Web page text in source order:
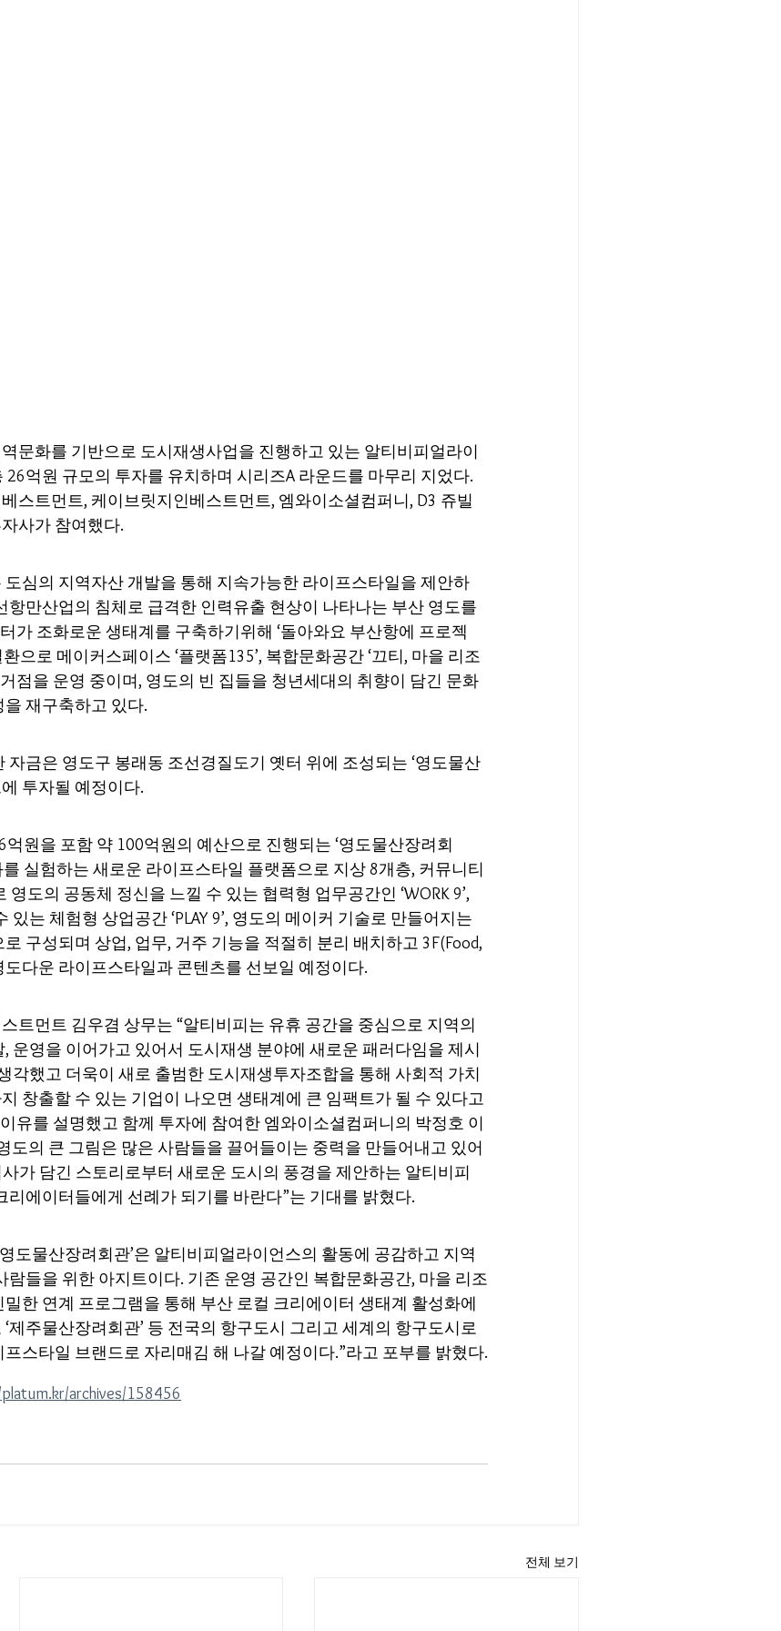
문화를 기반으로 도시재생사업을 진행하고 있는 알티비피얼라이
26억원 규모의 투자를 유치하며 시리즈A 라운드를 마무리 지었다.
스트먼트, 케이브릿지인베스트먼트, 엠와이소셜컴퍼니, D3 쥬빌
사가 참여했다.
심의 지역자산 개발을 통해 지속가능한 라이프스타일을 제안하
항만산업의 침체로 급격한 인력유출 현상이 나타나는 부산 영도를
가 조화로운 생태계를 구축하기위해 ‘돌아와요 부산항에 프로젝
으로 메이커스페이스 ‘플랫폼135’, 복합문화공간 ‘끄티, 마을 리조
거점을 운영 중이며, 영도의 빈 집들을 청년세대의 취향이 담긴 문화
재구축하고 있다.
자금은 영도구 봉래동 조선경질도기 옛터 위에 조성되는 ‘영도물산
투자될 예정이다.
원을 포함 약 100억원의 예산으로 진행되는 ‘영도물산장려회
를 실험하는 새로운 라이프스타일 플랫폼으로 지상 8개층, 커뮤니티
도의 공동체 정신을 느낄 수 있는 협력형 업무공간인 ‘WORK 9’,
있는 체험형 상업공간 ‘PLAY 9’, 영도의 메이커 기술로 만들어지는
로 구성되며 상업, 업무, 거주 기능을 적절히 분리 배치하고 3F(Food,
도다운 라이프스타일과 콘텐츠를 선보일 예정이다.
트먼트 김우겸 상무는 “알티비피는 유휴 공간을 중심으로 지역의
운영을 이어가고 있어서 도시재생 분야에 새로운 패러다임을 제시
각했고 더욱이 새로 출범한 도시재생투자조합을 통해 사회적 가치
창출할 수 있는 기업이 나오면 생태계에 큰 임팩트가 될 수 있다고
유를 설명했고 함께 투자에 참여한 엠와이소셜컴퍼니의 박정호 이
도의 큰 그림은 많은 사람들을 끌어들이는 중력을 만들어내고 있어
가 담긴 스토리로부터 새로운 도시의 풍경을 제안하는 알티비피
리에이터들에게 선례가 되기를 바란다”는 기대를 밝혔다.
도물산장려회관’은 알티비피얼라이언스의 활동에 공감하고 지역
람들을 위한 아지트이다. 기존 운영 공간인 복합문화공간, 마을 리조
한 연계 프로그램을 통해 부산 로컬 크리에이터 생태계 활성화에
제주물산장려회관’ 등 전국의 항구도시 그리고 세계의 항구도시로
스타일 브랜드로 자리매김 해 나갈 예정이다.”라고 포부를 밝혔다.
archives/158456
전체 보기